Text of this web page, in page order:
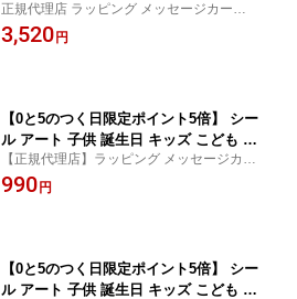
ティアラ手作りキット アクセサリーセ
ット 冠 ネックレス ビーズセット 約240
正規代理店 ラッピング メッセージカード
のし無料 誕生日プレゼント ギフト ヨーロ
ッパ安全規格CE 英国適合性評価UKCA お
3,520 円
【0と5のつく日限定ポイント5倍】 シー
ル アート 子供 誕生日 キッズ こども 1
歳 2歳 3歳 4歳 プチギフト ステッカーシ
ール 贈り物 6歳 キッズ 大人 子供 入学
【正規代理店】ラッピング メッセージカー
ド のし無料 美しいステッカー 大人 子供 シ
ール プレゼント ギフト おすすめ 大人 知育
990 円
【0と5のつく日限定ポイント5倍】 シー
ル アート 子供 誕生日 キッズ こども 1